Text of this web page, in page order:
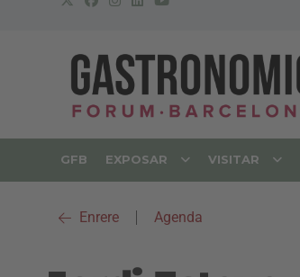
GFB EXPOSAR VISITAR
Enrere Agenda